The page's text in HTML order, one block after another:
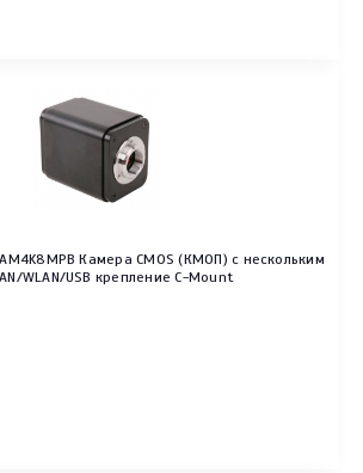
Камера CMOS (КМОП) с нескольким
WLAN/USB крепление C-Mount